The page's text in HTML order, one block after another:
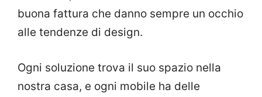
buona fattura che danno sempre un occhio
alle tendenze di design.
Ogni soluzione trova il suo spazio nella
nostra casa, e ogni mobile ha delle